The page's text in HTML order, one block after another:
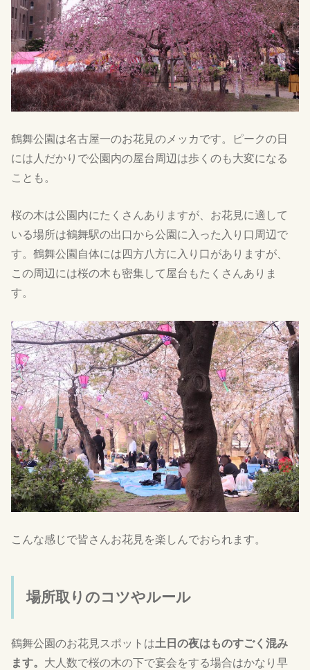
鶴舞公園は名古屋一のお花見のメッカです。ピークの日
には人だかりで公園内の屋台周辺は歩くのも大変になる
ことも。
桜の木は公園内にたくさんありますが、お花見に適して
いる場所は鶴舞駅の出口から公園に入った入り口周辺で
す。鶴舞公園自体には四方八方に入り口がありますが、
この周辺には桜の木も密集して屋台もたくさんありま
す。
こんな感じで皆さんお花見を楽しんでおられます。
場所取りのコツやルール
鶴舞公園のお花見スポットは土日の夜はものすごく混み
ます。 大人数で桜の木の下で宴会をする場合はかなり早